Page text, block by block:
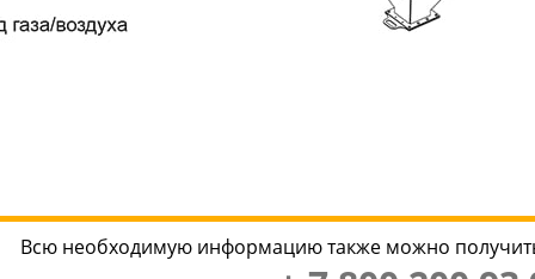
Всю необходимую информацию также можно